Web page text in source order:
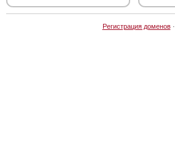
Регистрация доменов·